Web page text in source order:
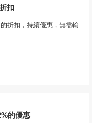
扣
折扣，持續優惠，無需輸
的優惠